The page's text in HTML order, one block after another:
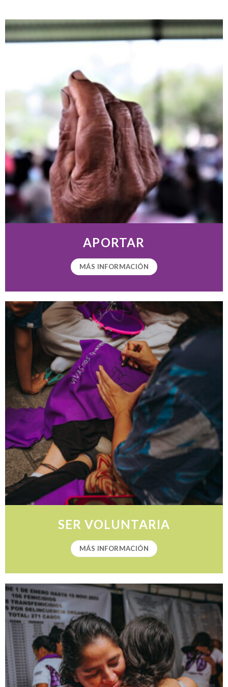
APORTAR
MÁS INFORMACIÓN
SER VOLUNTARIA
MÁS INFORMACIÓN